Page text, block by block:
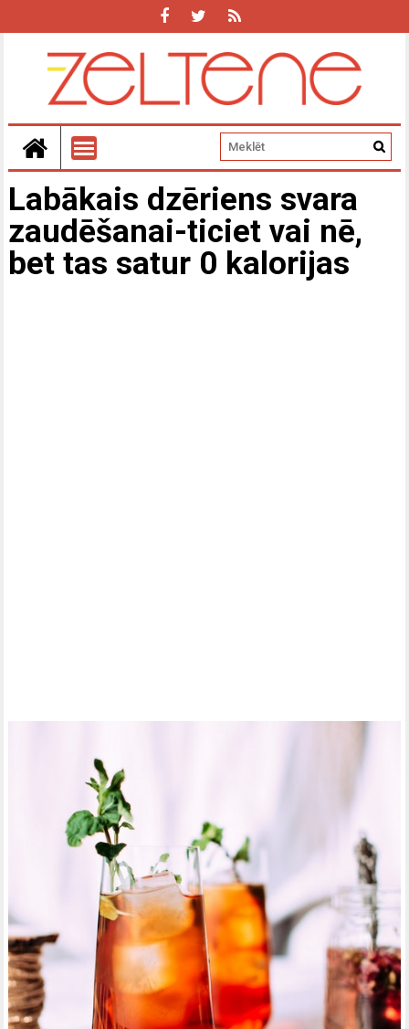
Labākais dzēriens svara
zaudēšanai-ticiet vai nē,
bet tas satur 0 kalorijas